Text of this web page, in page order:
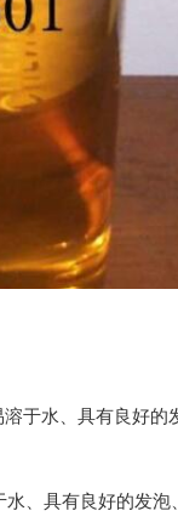
于水、具有良好的
、具有良好的发